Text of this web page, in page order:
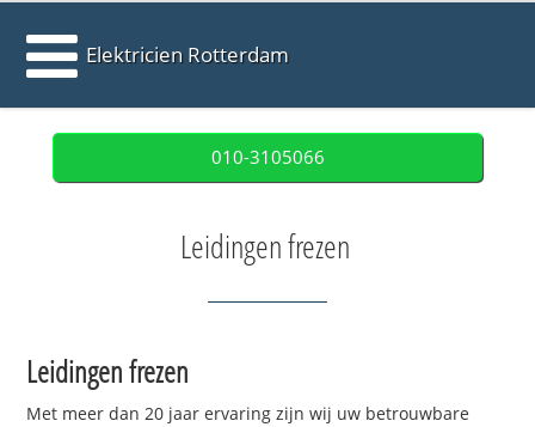
Elektricien Rotterdam
010-3105066
Leidingen frezen
Leidingen frezen
Met meer dan 20 jaar ervaring zijn wij uw betrouwbare